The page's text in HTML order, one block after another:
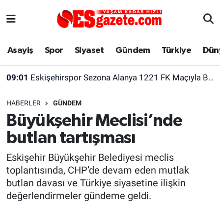
Asayiş Spor Siyaset Gündem Türkiye
09:01 Eskişehirspor Sezona Alanya 1221 FK Maçıyla Başlayacak
HABERLER GÜNDEM
Büyükşehir Meclisi’nde
butlan tartışması
Eskişehir Büyükşehir Belediyesi meclis
toplantısında, CHP’de devam eden mutlak
butlan davası ve Türkiye siyasetine ilişkin
değerlendirmeler gündeme geldi.
Asayiş
Gündem
Türkiye
Dünya
Sağlık
Yaşam
Eskişehirspor Arşivi
Eskişehir Arşivi
Röportaj
Ekonomi
Eskişehir Nöbetçi Eczaneler
Süper Lig Puan Durumu ve Fikstür
Tüm Manşetler
Son Dakika Haberleri
Haber Arşivi